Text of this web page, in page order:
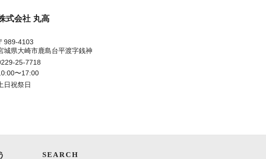
式会社 丸高
989-4103
城県大崎市鹿島台平渡字銭神
25-7718
〜17:00
日祝祭日
SEARCH